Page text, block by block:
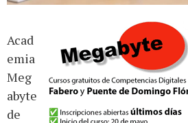
Acad
emia
Meg
abyte
de